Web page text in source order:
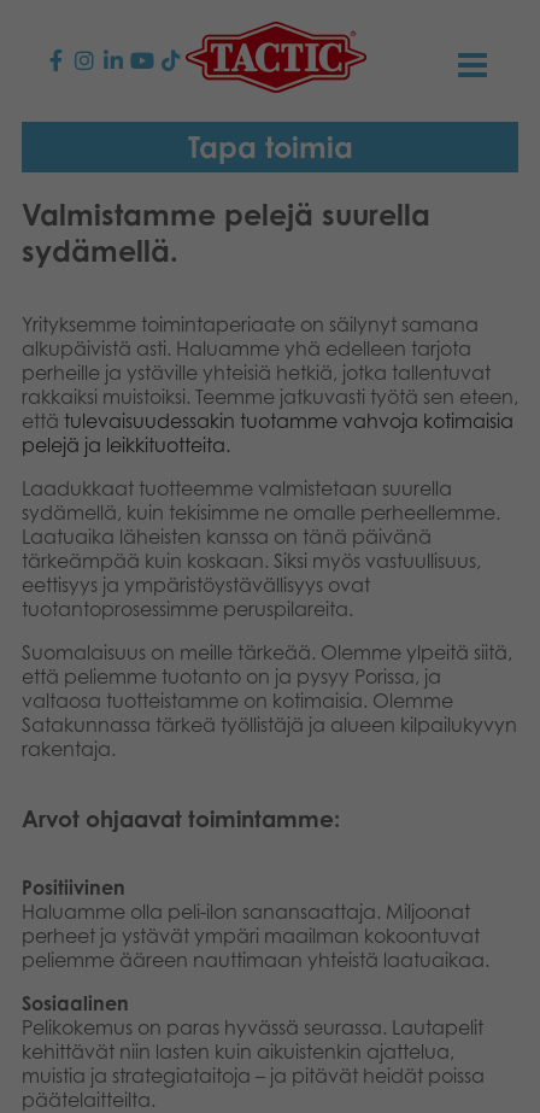
KAUPPA
Perhepelit
Aikuisten pelit
Ulkopelit
Palapelit
Lelut
Kirjat
Promotuotteet
Sovellukset
TACTIC
Tapa toimia
Vastuullisuus
Tarina
YHTEYSTIEDOT
Ota yhteyttä
Reklamaatiot
Sivustot
Medialle
PLAY CLUB
OSTOSKORI
0
OMA TILI
Suomi
Dansk
Nederlands
Polski
Svenska
Deutsch
Tapa toimia
Valmistamme pelejä suurella
sydämellä.
Yrityksemme toimintaperiaate on säilynyt samana
alkupäivistä asti. Haluamme yhä edelleen tarjota
perheille ja ystäville yhteisiä hetkiä, jotka tallentuvat
rakkaiksi muistoiksi. Teemme jatkuvasti työtä sen eteen,
että tulevaisuudessakin tuotamme vahvoja kotimaisia
pelejä ja leikkituotteita.
Laadukkaat tuotteemme valmistetaan suurella
sydämellä, kuin tekisimme ne omalle perheellemme.
Laatuaika läheisten kanssa on tänä päivänä
tärkeämpää kuin koskaan. Siksi myös vastuullisuus,
eettisyys ja ympäristöystävällisyys ovat
tuotantoprosessimme peruspilareita.
Suomalaisuus on meille tärkeää. Olemme ylpeitä siitä,
että peliemme tuotanto on ja pysyy Porissa, ja
valtaosa tuotteistamme on kotimaisia. Olemme
Satakunnassa tärkeä työllistäjä ja alueen kilpailukyvyn
rakentaja.
Arvot ohjaavat toimintamme:
Positiivinen
Haluamme olla peli-ilon sanansaattaja. Miljoonat
perheet ja ystävät ympäri maailman kokoontuvat
peliemme ääreen nauttimaan yhteistä laatuaikaa.
Sosiaalinen
Pelikokemus on paras hyvässä seurassa. Lautapelit
kehittävät niin lasten kuin aikuistenkin ajattelua,
muistia ja strategiataitoja – ja pitävät heidät poissa
päätelaitteilta.